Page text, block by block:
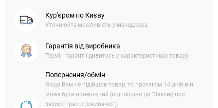
Кур'єром по Києву
Уточнюйте можливість у менеджера
Гарантія від виробника
Термін гарантії дивитись у характеристиках товару
Повернення/обмін
Якщо Вам не підійшов товар, то протягом 14 днів він
може бути повернутий (відповідно до "Закону про
захист прав споживачів").